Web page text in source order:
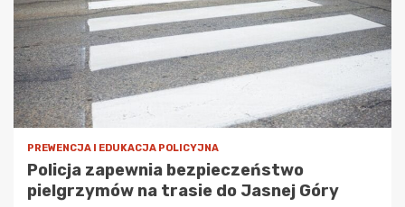
PREWENCJA I EDUKACJA POLICYJNA
Policja zapewnia bezpieczeństwo
pielgrzymów na trasie do Jasnej Góry